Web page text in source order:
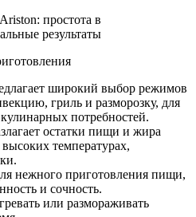
простота в
результаты
широкий выбор режимов
гриль и разморозку, для
потребностей.
остатки пищи и жира
температурах,
нежного приготовления пищи,
и сочность.
или размораживать